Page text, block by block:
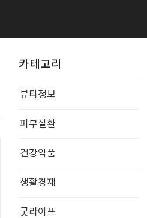
카테고리
뷰티정보
피부질환
건강약품
생활경제
굿라이프